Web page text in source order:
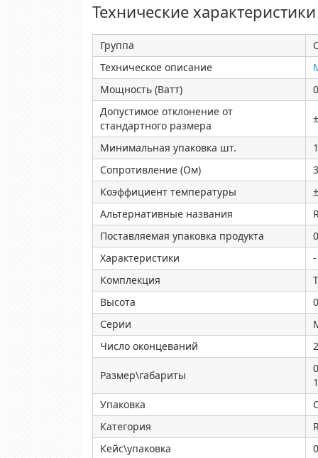
Технические характеристики
Группа
Техническое описание
Мощность (Ватт)
Допустимое отклонение от
стандартного размера
Минимальная упаковка шт.
1
Сопротивление (Ом)
Коэффициент температуры
Альтернативные названия
Поставляемая упаковка продукта
Характеристики
-
Комплекция
Высота
Серии
Число оконцеваний
2
Размер\габариты
Упаковка
Категория
Кейс\упаковка